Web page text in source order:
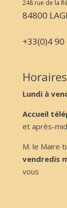
248 rue de la
84800
+33(0)4
Lundi à
Accueil
et après-
M. le Maire
vendredis
vous